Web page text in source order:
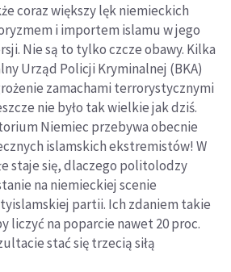
coraz większy lęk niemieckich
i importem islamu w jego
Nie są to tylko czcze obawy. Kilka
Urząd Policji Kryminalnej (BKA)
zamachami terrorystycznymi
nie było tak wielkie jak dziś.
Niemiec przebywa obecnie
islamskich ekstremistów! W
staje się, dlaczego politolodzy
na niemieckiej scenie
partii. Ich zdaniem takie
liczyć na poparcie nawet 20 proc.
stać się trzecią siłą